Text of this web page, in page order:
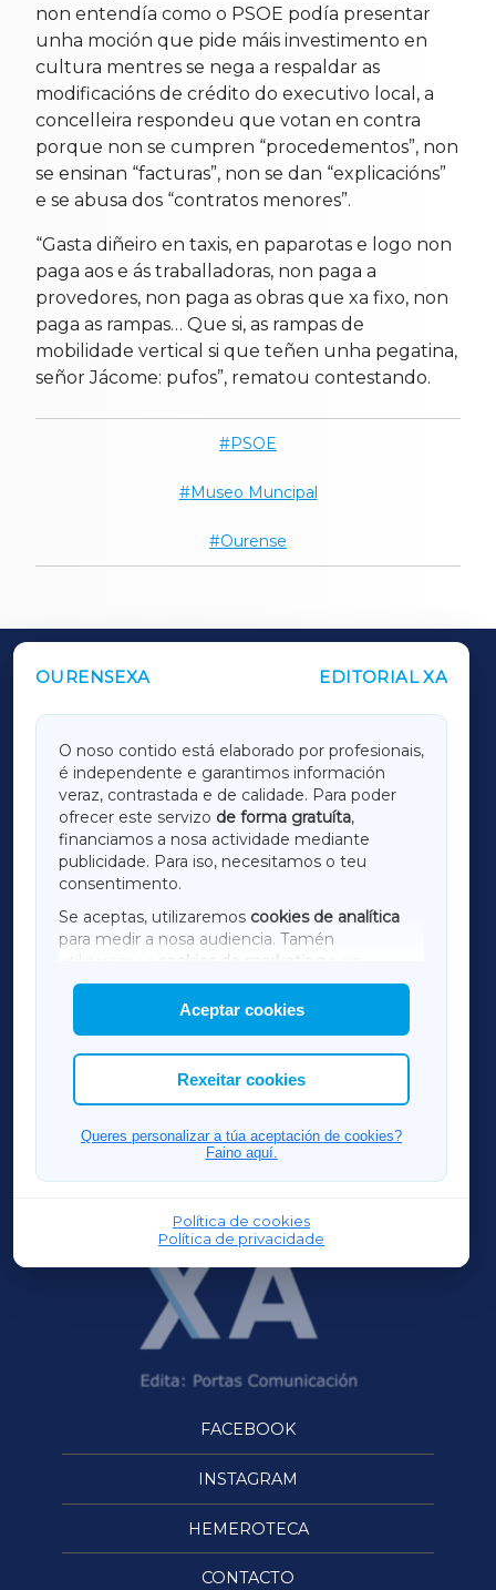
non entendía como o PSOE podía presentar
unha moción que pide máis investimento en
cultura mentres se nega a respaldar as
modificacións de crédito do executivo local, a
concelleira respondeu que votan en contra
porque non se cumpren “procedementos”, non
se ensinan “facturas”, non se dan “explicacións”
e se abusa dos “contratos menores”.
“Gasta diñeiro en taxis, en paparotas e logo non
paga aos e ás traballadoras, non paga a
provedores, non paga as obras que xa fixo, non
paga as rampas… Que si, as rampas de
mobilidade vertical si que teñen unha pegatina,
señor Jácome: pufos”, rematou contestando.
PSOE
Museo Muncipal
Ourense
OURENSEXA EDITORIAL XA
O noso contido está elaborado por profesionais,
é independente e garantimos información
veraz, contrastada e de calidade. Para poder
ofrecer este servizo de forma gratuíta,
financiamos a nosa actividade mediante
publicidade. Para iso, necesitamos o teu
consentimento.
Se aceptas, utilizaremos cookies de analítica
para medir a nosa audiencia. Tamén
utilizaremos
cookies de marketing
mostrar publicidade de terceiros.
Así mesmo, podes personalizar a elección das
cookies que desexas permitir.
Aceptar cookies
Rexeitar cookies
Queres personalizar a túa aceptación de cookies?
Faino aquí.
Política de cookies
Política de privacidade
OUTROS PERIÓDICOS
LUGOXA
TERRACHAXA
AMARIÑAXA
RIBEIRASACRAXA
ACORUÑAXA
FERROLXA
OURENSEXA
FACEBOOK
INSTAGRAM
HEMEROTECA
CONTACTO